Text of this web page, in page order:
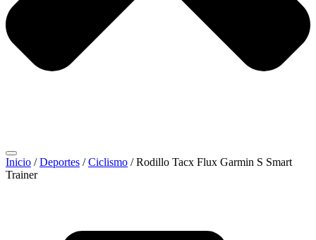
Inicio /Deportes /Ciclismo / Rodillo Tacx Flux Garmin S Smart
Trainer